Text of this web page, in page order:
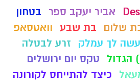
אביר יעקב ספר
בטחון
שלום בת שבע וואטסאפ
לך עמלק
זרע לבטלה
הגדול
טקס יום ירושלים
כיצד להתייחס לקורונה